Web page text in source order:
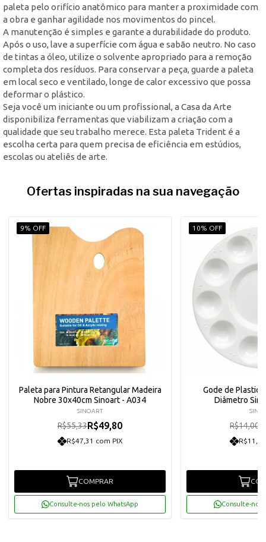
paleta pelo orifício anatômico para manter a proximidade com
a obra e ganhar agilidade nos movimentos do pincel.
A manutenção é simples e garante a durabilidade do produto.
Após o uso, lave a superfície com água e sabão neutro. No caso
de tintas a óleo, utilize o solvente apropriado para a remoção
completa dos resíduos. Para conservar a peça, guarde a paleta
em local seco e ventilado, longe de calor excessivo que possa
deformar o plástico.
Seja você um iniciante ou um profissional, a Casa da Arte
disponibiliza ferramentas que viabilizam a criação com a
qualidade que seu trabalho merece. Esta paleta Trident é a
escolha certa para quem precisa de eficiência em estúdios,
escolas ou ateliês de arte.
Ofertas inspiradas na sua navegação
9% OFF
Paleta para Pintura Retangular Madeira
Nobre 30x40cm Sinoart - A034
SINOART
R$55,33R$49,80
R$47,31 com PIX
COMPRAR
Consulte-nos pelo WhatsApp
10% OFF
Gode de
Diâmetro
R$14,00
Consulte-nos